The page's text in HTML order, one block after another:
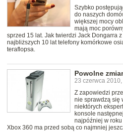
Szybko
do naszych
większej mocy
mają moc
sprzed 15 lat. Jak twierdzi Jack Dongarra
najbliższych 10 lat telefony komórkowe
teraflopsa.
Powolne
23 czerwca 2010,
Z zapowiedzi
nie sprawdzą się
niektórych
konsole
najpóźniej w roku
Xbox 360 ma przed sobą co najmniej